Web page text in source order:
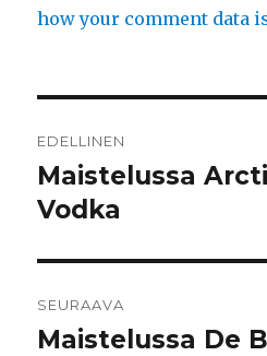
how your comment data
selaus
EDELLINEN
Edellinen
artikkeli:
Maistelussa
Vodka
SEURAAVA
Seuraava
Maistelussa De